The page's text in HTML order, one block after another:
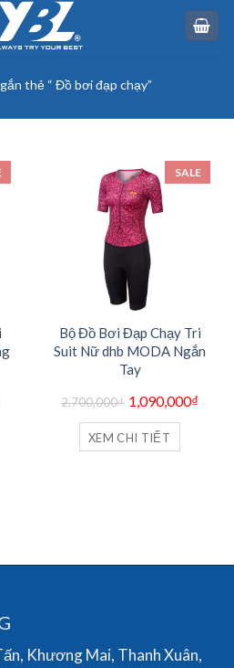
thẻ “ Đồ bơi đạp chạy”
SALE
Bộ Đồ Bơi Đạp Chạy Tri
Suit Nữ dhb MODA Ngắn
Tay
2,700,000₫
Giá
gốc
là:
2,700,000₫.
1,090,000₫
XEM CHI TIẾT
Khương Mai, Thanh Xuân,